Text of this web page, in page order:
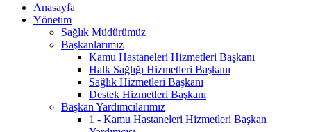
Anasayfa
Yönetim
Sağlık Müdürümüz
Başkanlarımız
Kamu Hastaneleri Hizmetleri Başkanı
Halk Sağlığı Hizmetleri Başkanı
Sağlık Hizmetleri Başkanı
Destek Hizmetleri Başkanı
Başkan Yardımcılarımız
1 - Kamu Hastaneleri Hizmetleri Başkan